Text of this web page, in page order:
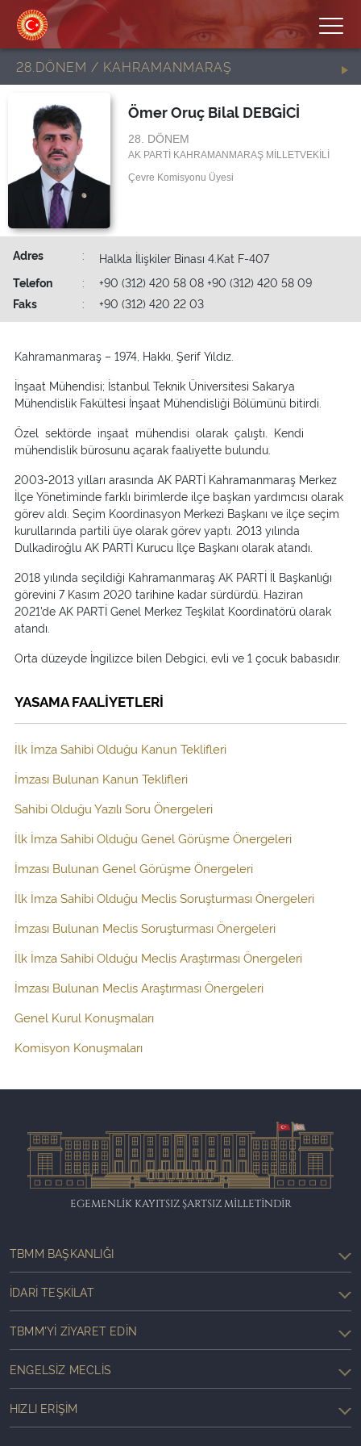
28.DÖNEM / KAHRAMANMARAŞ
Ömer Oruç Bilal DEBGİCİ
28. DÖNEM
AK PARTİ KAHRAMANMARAŞ MİLLETVEKİLİ
Çevre Komisyonu Üyesi
Adres :
Halkla İlişkiler Binası 4.Kat F-407
Telefon
:
+90 (312) 420 58 08 +90 (312) 420 58 09
Faks
: +90 (312) 420 22 03
Kahramanmaraş – 1974, Hakkı, Şerif Yıldız.
İnşaat Mühendisi; İstanbul Teknik Üniversitesi Sakarya
Mühendislik Fakültesi İnşaat Mühendisliği Bölümünü bitirdi.
Özel sektörde inşaat mühendisi olarak çalıştı. Kendi
mühendislik bürosunu açarak faaliyette bulundu.
2003-2013 yılları arasında AK PARTİ Kahramanmaraş Merkez
İlçe Yönetiminde farklı birimlerde ilçe başkan yardımcısı olarak
görev aldı. Seçim Koordinasyon Merkezi Başkanı ve ilçe seçim
kurullarında partili üye olarak görev yaptı. 2013 yılında
Dulkadiroğlu AK PARTİ Kurucu İlçe Başkanı olarak atandı.
2018 yılında seçildiği Kahramanmaraş AK PARTİ İl Başkanlığı
görevini 7 Kasım 2020 tarihine kadar sürdürdü. Haziran
2021’de AK PARTİ Genel Merkez Teşkilat Koordinatörü olarak
atandı.
Orta düzeyde İngilizce bilen Debgici, evli ve 1 çocuk babasıdır.
YASAMA FAALİYETLERİ
İlk İmza Sahibi Olduğu Kanun Teklifleri
İmzası Bulunan Kanun Teklifleri
Sahibi Olduğu Yazılı Soru Önergeleri
İlk İmza Sahibi Olduğu Genel Görüşme Önergeleri
İmzası Bulunan Genel Görüşme Önergeleri
İlk İmza Sahibi Olduğu Meclis Soruşturması Önergeleri
İmzası Bulunan Meclis Soruşturması Önergeleri
İlk İmza Sahibi Olduğu Meclis Araştırması Önergeleri
İmzası Bulunan Meclis Araştırması Önergeleri
Genel Kurul Konuşmaları
Komisyon Konuşmaları
EGEMENLİK KAYITSIZ ŞARTSIZ MİLLETİNDİR
TBMM BAŞKANLIĞI
İDARI TEŞKILAT
TBMM'YI ZIYARET EDIN
ENGELSIZ MECLIS
HIZLI ERIŞIM